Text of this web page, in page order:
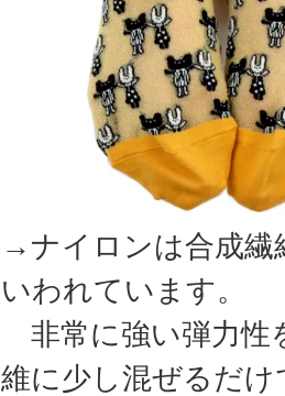
→ナイロンは合成繊
いわれています。
非常に強い弾力性
維に少し混ぜるだけ